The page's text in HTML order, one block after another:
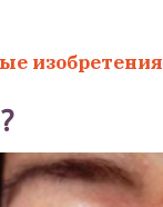
изобретения